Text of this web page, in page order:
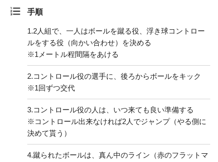
手順
1.2人組で、一人はボールを蹴る役、浮き球コントロー
ルをする役（向かい合わせ）を決める
※1メートル程間隔をあける
2.コントロール役の選手に、後ろからボールをキック
※1回ずつ交代
3.コントロール役の人は、いつ来ても良い準備する
※コントロール出来なければ2人でジャンプ（やる側に
決めて貰う）
4.蹴られたボールは、真ん中のライン（赤のフラットマ